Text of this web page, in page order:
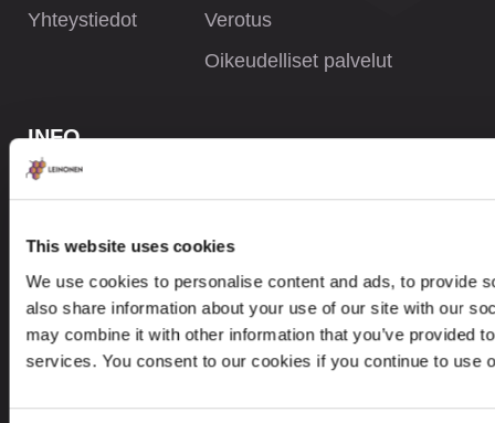
This website uses cookies
We use cookies to personalise content and ads, to provide
also share information about your use of our site with our
may combine it with other information that you’ve provided
services. You consent to our cookies if you continue to use
Yhteystiedot
Verotus
Oikeudelliset palvelut
INFO
Careers
Sivukartta
YHTEYSTIEDOT